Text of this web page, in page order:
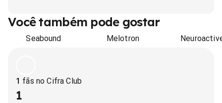
Você também pode gostar
Seabound Melotron
1 fãs no Cifra Club
1